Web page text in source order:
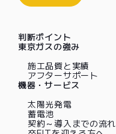
判断ポイント
東京ガスの強み
施工品質と実績
アフターサポート
機器・サービス
太陽光発電
蓄電池
契約～導入までの流れ